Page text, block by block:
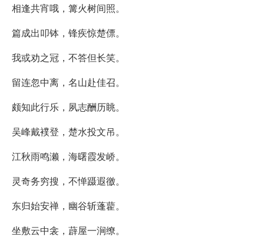
相逢共宵哦，篝火树间照。
篇成出叩钵，锋疾惊楚僄。
我或劝之冠，不答但长笑。
留连忽中离，名山赴佳召。
颇知此行乐，夙志酬历眺。
吴峰戴襆登，楚水投文吊。
江秋雨鸣濑，海曙霞发峤。
灵奇务穷搜，不惮蹑遐徼。
东归始安禅，幽谷斩蓬藋。
坐敷云中衾，薜屋一涧缭。